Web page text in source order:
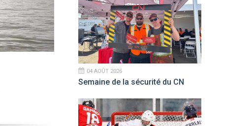
04 AOÛT 2026
Semaine de la sécurité du CN